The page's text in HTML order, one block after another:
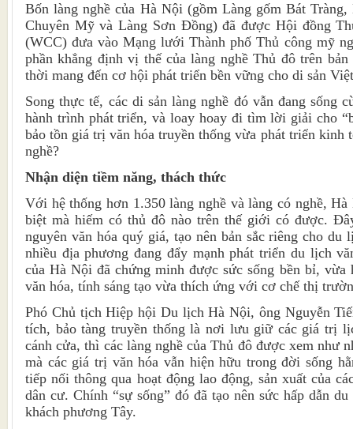
Bốn làng nghề của Hà Nội (gồm Làng gốm Bát
Chuyên Mỹ và Làng Sơn Đồng) đã được Hội đồng
(WCC) đưa vào Mạng lưới Thành phố Thủ công mỹ
phần khẳng định vị thế của làng nghề Thủ đô trên
thời mang đến cơ hội phát triển bền vững cho di sản
Song thực tế, các di sản làng nghề đó vẫn đang sống
hành trình phát triển, và loay hoay đi tìm lời giải cho
bảo tồn giá trị văn hóa truyền thống vừa phát triển kinh
nghề?
Nhận diện tiềm năng, thách thức
Với hệ thống hơn 1.350 làng nghề và làng có nghề,
biệt mà hiếm có thủ đô nào trên thế giới có được.
nguyên văn hóa quý giá, tạo nên bản sắc riêng cho du
nhiều địa phương đang đẩy mạnh phát triển du lịch
của Hà Nội đã chứng minh được sức sống bền bỉ,
văn hóa, tính sáng tạo vừa thích ứng với cơ chế thị
Phó Chủ tịch Hiệp hội Du lịch Hà Nội, ông Nguyễn
tích, bảo tàng truyền thống là nơi lưu giữ các giá trị
cánh cửa, thì các làng nghề của Thủ đô được xem như
mà các giá trị văn hóa vẫn hiện hữu trong đời sống
tiếp nối thông qua hoạt động lao động, sản xuất của
dân cư. Chính “sự sống” đó đã tạo nên sức hấp dẫn
khách phương Tây.